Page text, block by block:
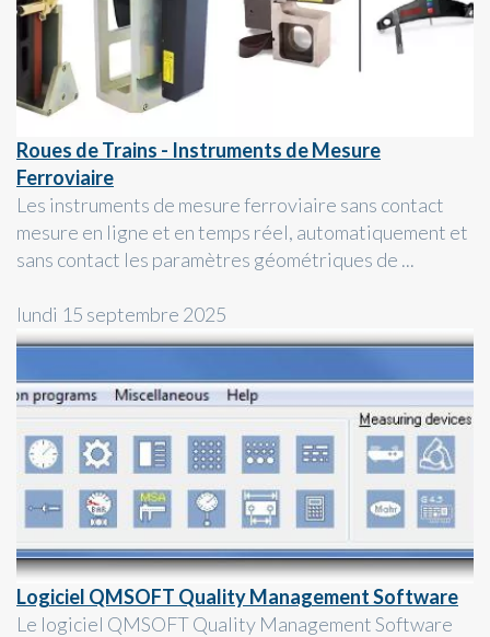
Roues de Trains - Instruments de Mesure
Ferroviaire
Les instruments de mesure ferroviaire sans contact
mesure en ligne et en temps réel, automatiquement et
sans contact les paramètres géométriques de ...
lundi 15 septembre 2025
Logiciel QMSOFT Quality Management Software
Le logiciel QMSOFT Quality Management Software